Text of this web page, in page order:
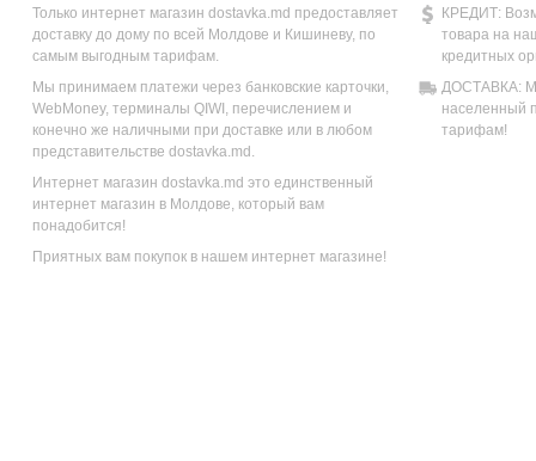
Только интернет магазин dostavka.md предоставляет
доставку до дому по всей Молдове и Кишиневу, по
самым выгодным тарифам.
Мы принимаем платежи через банковские карточки,
WebMoney, терминалы QIWI, перечислением и
конечно же наличными при доставке или в любом
представительстве dostavka.md.
Интернет магазин dostavka.md это единственный
интернет магазин в Молдове, который вам
понадобится!
Приятных вам покупок в нашем интернет магазине!
КРЕДИТ:
товара на
кредитных
ДОСТАВКА:
населенный
тарифам!